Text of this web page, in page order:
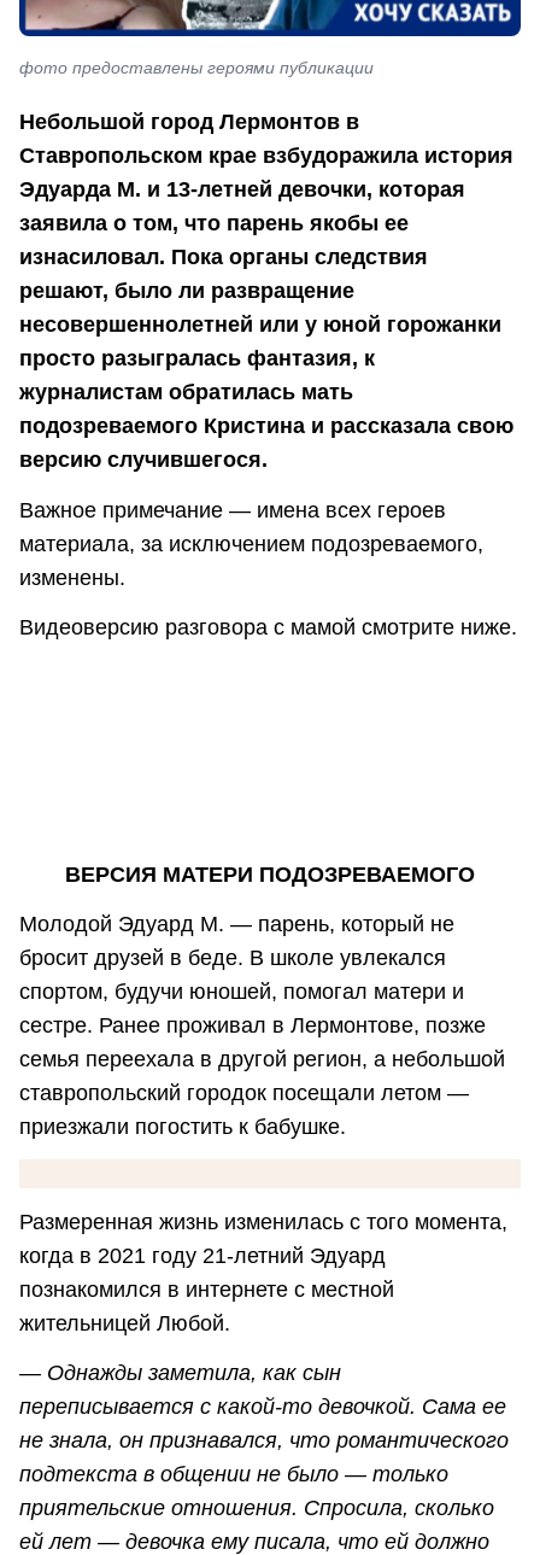
фото предоставлены героями публикации
Небольшой город Лермонтов в
Ставропольском крае взбудоражила история
Эдуарда М. и 13-летней девочки, которая
заявила о том, что парень якобы ее
изнасиловал. Пока органы следствия
решают, было ли развращение
несовершеннолетней или у юной горожанки
просто разыгралась фантазия, к
журналистам обратилась мать
подозреваемого Кристина и рассказала свою
версию случившегося.
Важное примечание — имена всех героев
материала, за исключением подозреваемого,
изменены.
Видеоверсию разговора с мамой смотрите ниже.
ВЕРСИЯ МАТЕРИ ПОДОЗРЕВАЕМОГО
Молодой Эдуард М. — парень, который не
бросит друзей в беде. В школе увлекался
спортом, будучи юношей, помогал матери и
сестре. Ранее проживал в Лермонтове, позже
семья переехала в другой регион, а небольшой
ставропольский городок посещали летом —
приезжали погостить к бабушке.
Размеренная жизнь изменилась с того момента,
когда в 2021 году 21-летний Эдуард
познакомился в интернете с местной
жительницей Любой.
— Однажды заметила, как сын
переписывается с какой-то девочкой. Сама ее
не знала, он признавался, что романтического
подтекста в общении не было — только
приятельские отношения. Спросила, сколько
ей лет — девочка ему писала, что ей должно